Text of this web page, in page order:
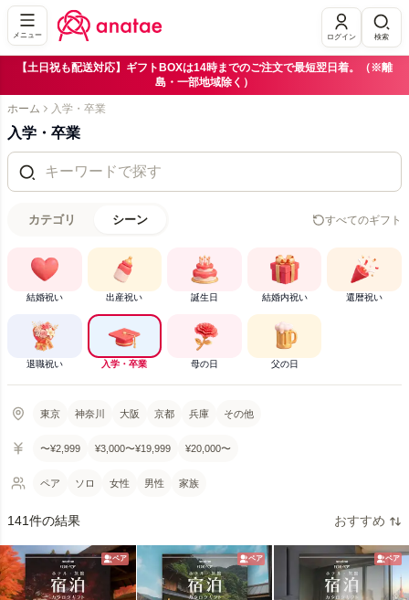
メニュー ログイン 検索
【土日祝も配送対応】ギフトBOXは14時までのご注文で最短翌日着。（※離
島・一部地域除く）
ホーム 入学・卒業
入学・卒業
カテゴリ シーン すべてのギフト
結婚祝い 出産祝い 誕生日 結婚内祝い 還暦祝い
退職祝い 入学・卒業 母の日 父の日
東京 神奈川 大阪 京都 兵庫 その他
〜¥2,999 ¥3,000〜¥19,999 ¥20,000〜
ペア ソロ 女性 男性 家族
141件の結果 おすすめ
ペア ペア ペア